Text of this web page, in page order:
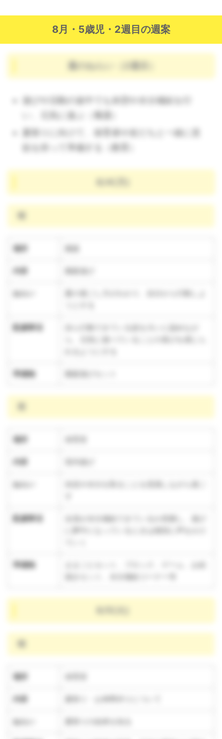
8月・5歳児・2週目の週案
遊びや活動の途中でも休憩や水分補給を行
場所
内容
ねらい
配慮事項
準備物
場所
内容
ねらい
配慮事項
全員が水分補給できているか把握し、遊び
準備物
場所
内容
ねらい